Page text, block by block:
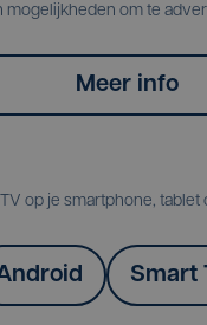
mogelijkheden om te
Meer info
op je smartphone, tablet
Smart